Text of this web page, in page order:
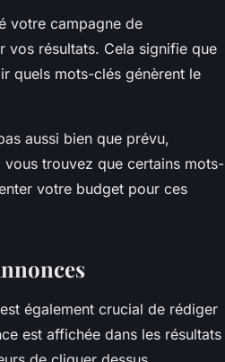
votre campagne de
vos résultats. Cela signifie que
quels mots-clés génèrent le
aussi bien que prévu,
vous trouvez que certains mots-
votre budget pour ces
également crucial de rédiger
est affichée dans les résultats